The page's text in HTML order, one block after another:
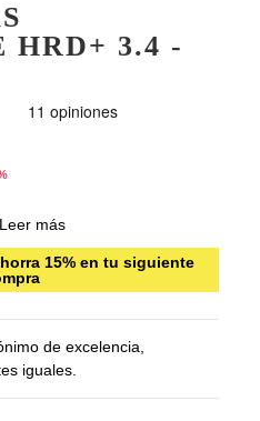
HRD+ 3.4 -
Leer más
15% en tu siguiente
de excelencia,
iguales.